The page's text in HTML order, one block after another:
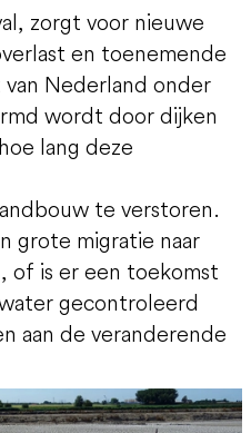
zorgt voor nieuwe
en toenemende
Nederland onder
wordt door dijken
lang deze
te verstoren.
grote migratie naar
of is er een toekomst
gecontroleerd
aan de veranderende